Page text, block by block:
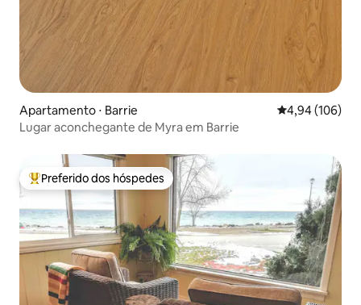
Apartamento ⋅ Barrie 4,94 de uma
4,94 (106)
Lugar aconchegante de Myra em Barrie
Entre os melhores preferidos dos hóspedes
Preferido dos hóspedes